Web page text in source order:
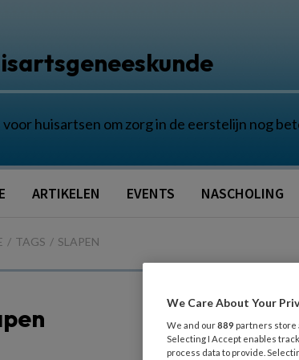
voor huisartsen om zorg in de eerstelijn nog
ARTIKELEN EVENTS NASCHOLING
TAGS SLAPEN
We Care About Your
We and our889 partners store
Selecting I Accept enables
process data to provide.